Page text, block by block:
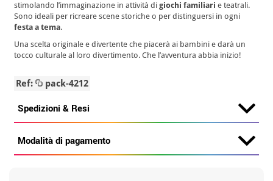
stimolando l’immaginazione in attività digiochi familiari e teatrali.
Sono ideali per ricreare scene storiche o per distinguersi in ogni
festa a tema.
Una scelta originale e divertente che piacerà ai bambini e darà un
tocco culturale al loro divertimento. Che l’avventura abbia inizio!
Ref: pack-4212
Spedizioni & Resi
Modalità di pagamento